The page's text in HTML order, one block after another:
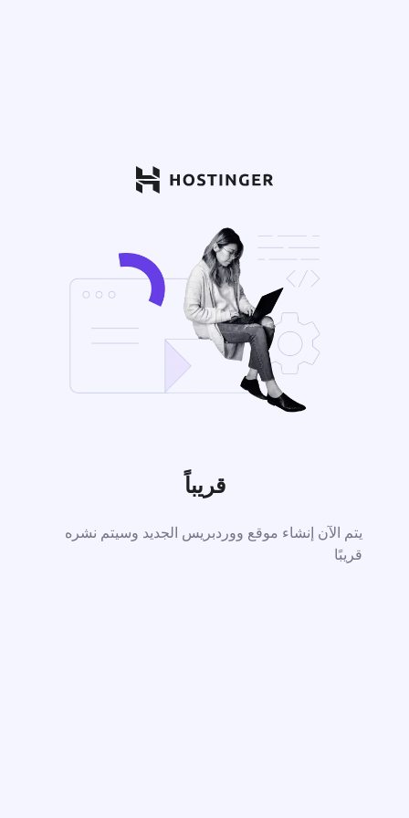
قريباً
يتم الآن إنشاء موقع ووردبريس الجديد وسيتم نشره
قريبًا